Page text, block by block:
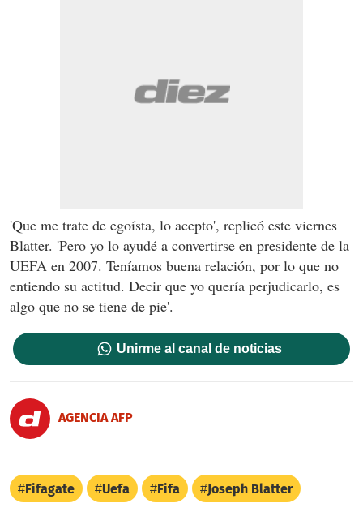
'Que me trate de egoísta, lo acepto', replicó este viernes
Blatter. 'Pero yo lo ayudé a convertirse en presidente de la
UEFA en 2007. Teníamos buena relación, por lo que no
entiendo su actitud. Decir que yo quería perjudicarlo, es
algo que no se tiene de pie'.
Unirme al canal de noticias
AGENCIA AFP
Fifagate Uefa Fifa Joseph Blatter